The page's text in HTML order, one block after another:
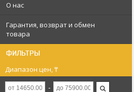
О нас
Гарантия, возврат и обмен
товара
ФИЛЬТРЫ
Диапазон цен, ₸